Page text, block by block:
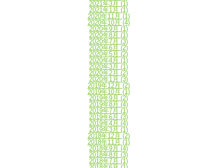
2021年3月 (1)
2021年1月 (1)
2020年11月 (1)
2020年10月 (4)
2020年9月 (1)
2020年8月 (1)
2020年7月 (3)
2020年6月 (2)
2020年5月 (2)
2020年4月 (1)
2020年3月 (1)
2020年2月 (2)
2020年1月 (3)
2019年12月 (2)
2019年10月 (1)
2019年9月 (2)
2019年8月 (4)
2019年7月 (1)
2019年6月 (3)
2019年4月 (4)
2019年3月 (1)
2018年12月 (2)
2018年11月 (1)
2018年9月 (4)
2018年8月 (3)
2018年7月 (1)